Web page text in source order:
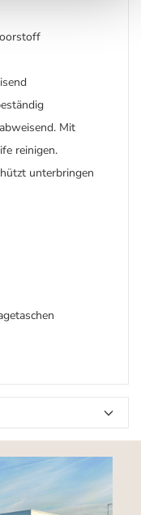
Mit
reinigen.
unterbringen